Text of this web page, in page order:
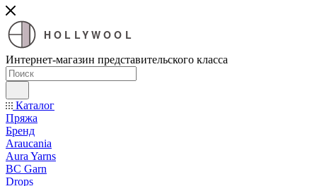
HOLLYWOOL
Интернет-магазин представительского класса
Каталог
Пряжа
Бренд
Araucania
Aura Yarns
BC Garn
Drops